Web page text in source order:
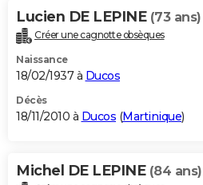
Lucien DE LEPINE (73 ans)
Créer une cagnotte obsèques
Naissance
18/02/1937 à Ducos
Décès
18/11/2010 à Ducos (Martinique)
Michel DE LEPINE (84 ans)